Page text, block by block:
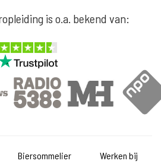
is o.a. bekend van:
Biersommelier Werken bij